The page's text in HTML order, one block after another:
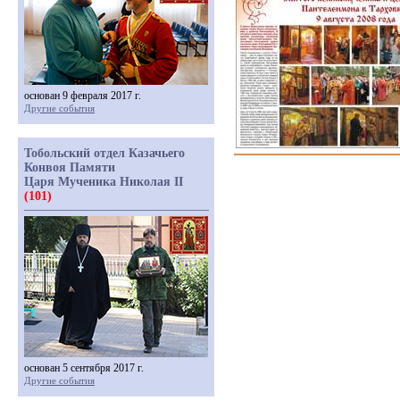
основан 9 февраля 2017 г.
Другие события
Тобольский отдел Казачьего
Конвоя Памяти
Царя Мученика Николая II
(101)
основан 5 сентября 2017 г.
Другие события